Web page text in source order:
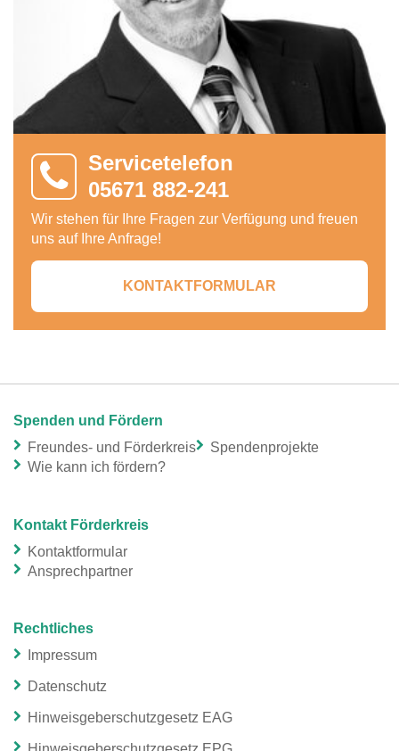
Servicetelefon
05671 882-241
Wir stehen für Ihre Fragen zur Verfügung und freuen
uns auf Ihre Anfrage!
KONTAKTFORMULAR
Spenden und Fördern
Freundes- und Förderkreis
Spendenprojekte
Wie kann ich fördern?
Kontakt Förderkreis
Kontaktformular
Ansprechpartner
Rechtliches
Impressum
Datenschutz
Hinweisgeberschutzgesetz EAG